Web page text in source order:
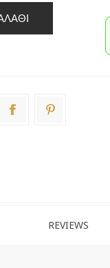
REVIEWS